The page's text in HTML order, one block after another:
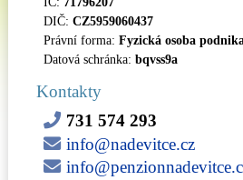
DIČ: CZ5959060437
Právní forma: Fyzická osoba
Datová schránka: bqvss9a
Kontakty
731 574 293
info@nadevitce.cz